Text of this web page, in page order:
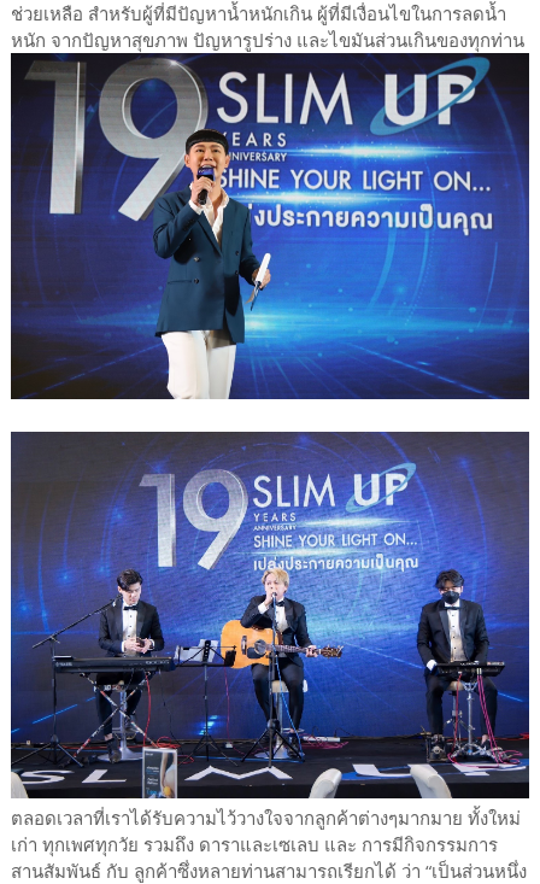
ช่วยเหลือ สำหรับผู้ที่มีปัญหาน้ำหนักเกิน ผู้ที่มีเงื่อนไขในการลดน้ำ
หนัก จากปัญหาสุขภาพ ปัญหารูปร่าง และไขมันส่วนเกินของทุกท่าน
ตลอดเวลาที่เราได้รับความไว้วางใจจากลูกค้าต่างๆมากมาย ทั้งใหม่
เก่า ทุกเพศทุกวัย รวมถึง ดาราและเซเลบ และ การมีกิจกรรมการ
สานสัมพันธ์ กับ ลูกค้าซึ่งหลายท่านสามารถเรียกได้ ว่า “เป็นส่วนหนึ่ง